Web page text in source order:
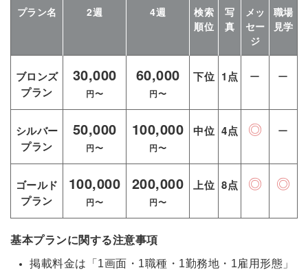
プラン名 2週 4週
検索
順位
写
真
メッ
セー
ジ
職場
見学
ブロンズ
プラン
30,000
円〜
60,000
円〜
下位 1点 ー ー
シルバー
プラン
50,000
円〜
100,000
円〜
中位 4点 ◎ ー
ゴールド
プラン
100,000
円〜
200,000
円〜
上位 8点 ◎ ◎
基本プランに関する注意事項
掲載料金は「1画面・1職種・1勤務地・1雇用形態」
簡単10秒！無料会員登録